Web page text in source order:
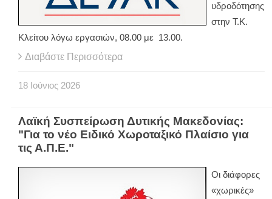
υδροδότησης
στην Τ.Κ.
Κλείτου λόγω εργασιών, 08.00 με 13.00.
Διαβάστε Περισσότερα
18 Ιούνιος 2026
Λαϊκή Συσπείρωση Δυτικής Μακεδονίας:
"Για το νέο Ειδικό Χωροταξικό Πλαίσιο για
τις Α.Π.Ε."
Οι διάφορες
«χωρικές»